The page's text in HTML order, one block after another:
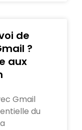
de
?
aux
Gmail
du